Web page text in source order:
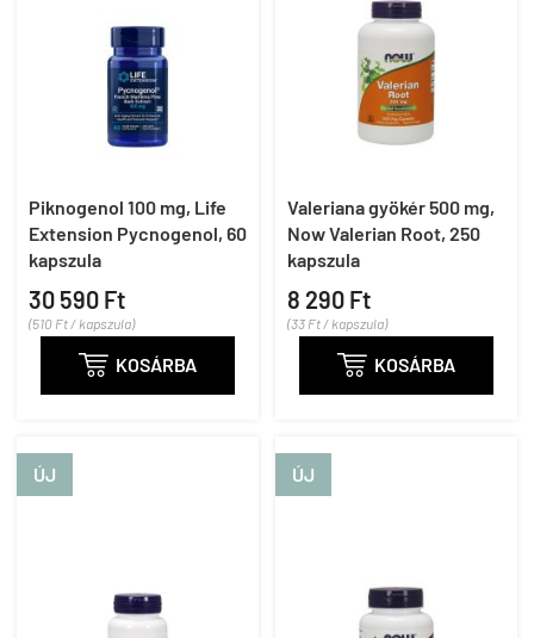
Piknogenol 100 mg, Life
Extension Pycnogenol, 60
kapszula
30 590 Ft
(510 Ft / kapszula)
 KOSÁRBA
Valeriana gyökér 500 mg,
Now Valerian Root, 250
kapszula
8 290 Ft
(33 Ft / kapszula)
 KOSÁRBA
ÚJ ÚJ